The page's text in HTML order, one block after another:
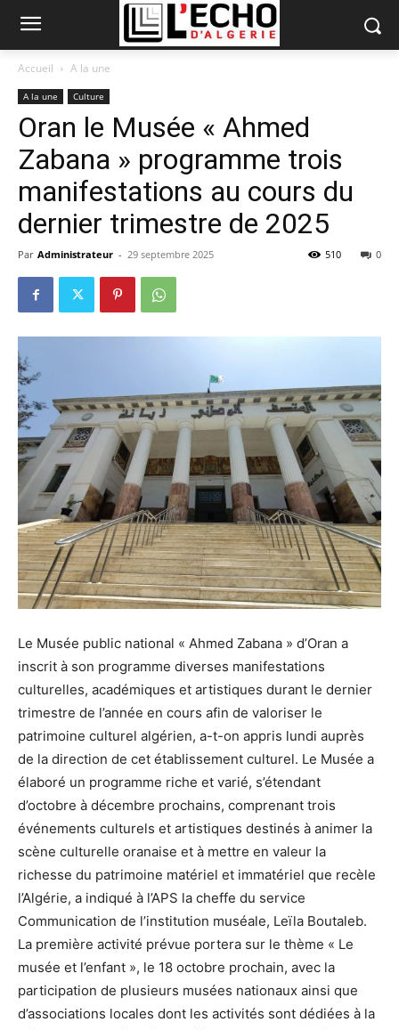
Accueil A la une
A la une Culture
Oran le Musée « Ahmed
Zabana » programme trois
manifestations au cours du
dernier trimestre de 2025
Par Administrateur - 29 septembre 2025 0
510
Le Musée public national « Ahmed Zabana » d’Oran a
inscrit à son programme diverses manifestations
culturelles, académiques et artistiques durant le dernier
trimestre de l’année en cours afin de valoriser le
patrimoine culturel algérien, a-t-on appris lundi auprès
de la direction de cet établissement culturel. Le Musée a
élaboré un programme riche et varié, s’étendant
d’octobre à décembre prochains, comprenant trois
événements culturels et artistiques destinés à animer la
scène culturelle oranaise et à mettre en valeur la
richesse du patrimoine matériel et immatériel que recèle
l’Algérie, a indiqué à l’APS la cheffe du service
Communication de l’institution muséale, Leïla Boutaleb.
La première activité prévue portera sur le thème « Le
musée et l’enfant », le 18 octobre prochain, avec la
participation de plusieurs musées nationaux ainsi que
d’associations locales dont les activités sont dédiées à la